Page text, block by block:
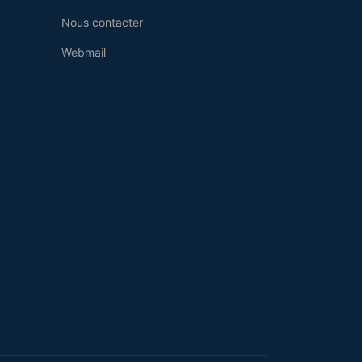
Nous contacter
Webmail